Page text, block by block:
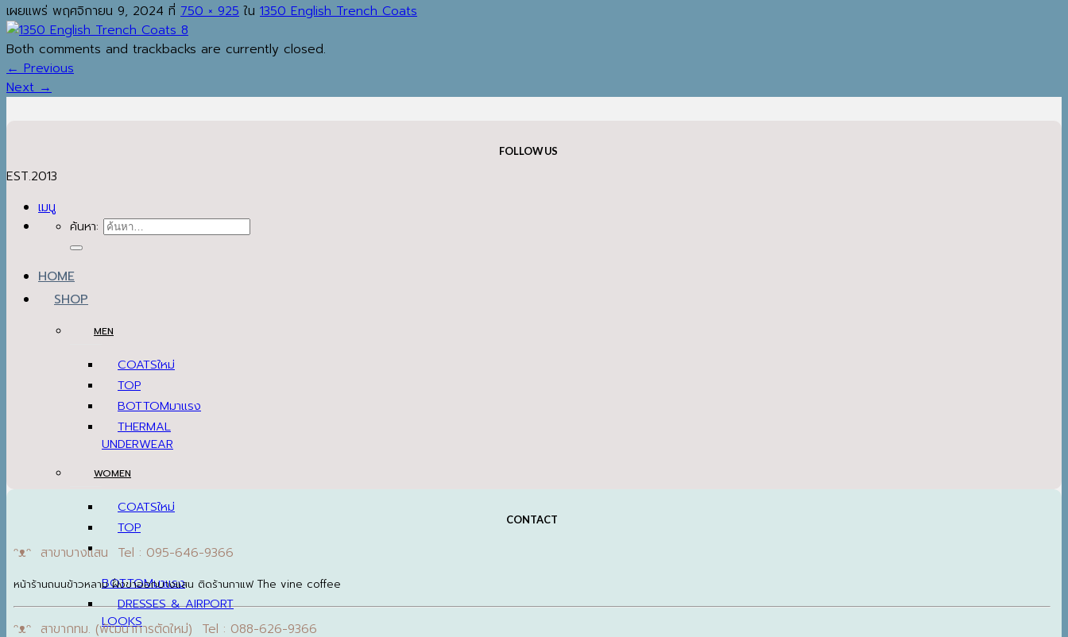
EST.2013
เมนู
ค้นหา:
HOME
SHOP
MEN
COATS
TOP
BOTTOM
THERMAL
UNDERWEAR
WOMEN
COATS
TOP
BOTTOM
DRESSES & AIRPORT
LOOKS
เผยแพร่ พฤศจิกายน 9, 2024 ที่ 750 × 925 ใน 1350 English Trench Coats
Both comments and trackbacks are currently closed.
← Previous
Next →
FOLLOW US
CONTACT
ᵔᴥᵔ สาขาบางแสน Tel : 095-646-9366
หน้าร้านถนนข้าวหลาม ฝั่งขาออกบางแสน ติดร้านกาแฟ The vine coffee
ᵔᴥᵔ สาขากทม. (พัฒนาการตัดใหม่) Tel : 088-626-9366